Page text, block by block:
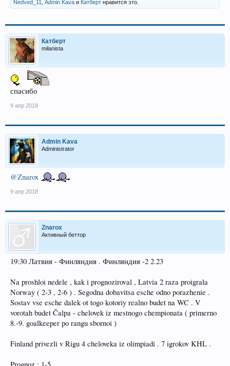
Nedved_11 Admin Kava и Катберт нравится это.
Катберт
milanista
спасибо
9 апр 2018
Admin Kava
Administrator
@Znarox
9 апр 2018
Znarox
Активный беттор
19:30 Латвия - Финляндия . Финляндия -2 2.23
Na proshloi nedele , kak i prognoziroval , Latvia 2 raza proigrala
Norway ( 2-3 , 2-6 ) . Segodna dobavitsa esche odno porazhenie .
Sostav vse esche dalek ot togo kotoriy realno budet na WC . V
vorotah budet Čalpa - chelovek iz mestnogo chempionata ( primerno
8.-9. goalkeeper po rangu sbornoi )
Finland privezli v Rigu 4 cheloveka iz olimpiadi . 7 igrokov KHL .